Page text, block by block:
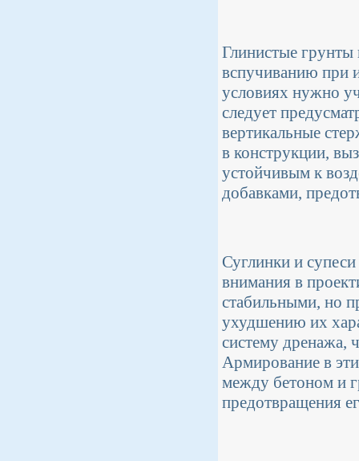
Глинистые
вспучиванию при
условиях нужно
следует
вертикальные
в конструкции,
устойчивым к
добавками,
Суглинки и
внимания в
стабильными, но
ухудшению их
систему дренажа,
Армирование в
между бетоном и
предотвращения